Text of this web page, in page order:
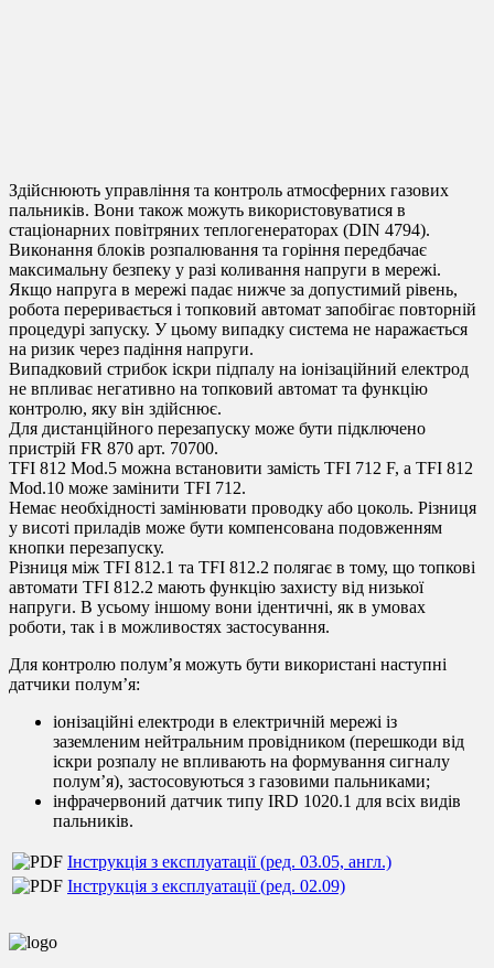
Здійснюють управління та контроль атмосферних газових
пальників. Вони також можуть використовуватися в
стаціонарних повітряних теплогенераторах (DIN 4794).
Виконання блоків розпалювання та горіння передбачає
максимальну безпеку у разі коливання напруги в мережі.
Якщо напруга в мережі падає нижче за допустимий рівень,
робота переривається і топковий автомат запобігає повторній
процедурі запуску. У цьому випадку система не наражається
на ризик через падіння напруги.
Випадковий стрибок іскри підпалу на іонізаційний електрод
не впливає негативно на топковий автомат та функцію
контролю, яку він здійснює.
Для дистанційного перезапуску може бути підключено
пристрій FR 870 арт. 70700.
TFI 812 Mod.5 можна встановити замість TFI 712 F, а TFI 812
Mod.10 може замінити TFI 712.
Немає необхідності замінювати проводку або цоколь. Різниця
у висоті приладів може бути компенсована подовженням
кнопки перезапуску.
Різниця між TFI 812.1 та TFI 812.2 полягає в тому, що топкові
автомати TFI 812.2 мають функцію захисту від низької
напруги. В усьому іншому вони ідентичні, як в умовах
роботи, так і в можливостях застосування.
Для контролю полум’я можуть бути використані наступні
датчики полум’я:
іонізаційні електроди в електричній мережі із
заземленим нейтральним провідником (перешкоди від
іскри розпалу не впливають на формування сигналу
полум’я), застосовуються з газовими пальниками;
інфрачервоний датчик типу IRD 1020.1 для всіх видів
пальників.
Інструкція з експлуатації (ред. 03.05, англ.)
Інструкція з експлуатації (ред. 02.09)